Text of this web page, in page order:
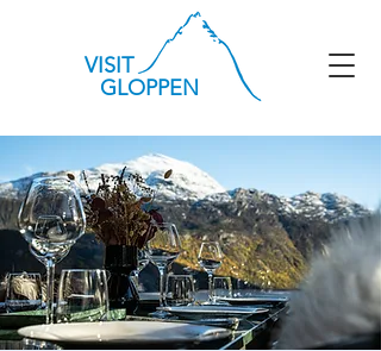
VISIT
GLOPPEN